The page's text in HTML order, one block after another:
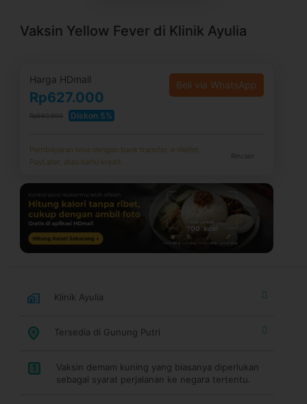
Vaksin Yellow Fever di Klinik Ayulia
Harga HDmall
Rp627.000
Rp660.000 Diskon 5%
Beli via WhatsApp
Pembayaran bisa dengan bank transfer, e-Wallet,
PayLater, atau kartu kredit.
Rincian
Klinik Ayulia
Tersedia di Gunung Putri
1
Vaksin demam kuning yang biasanya diperlukan
sebagai syarat perjalanan ke negara tertentu.